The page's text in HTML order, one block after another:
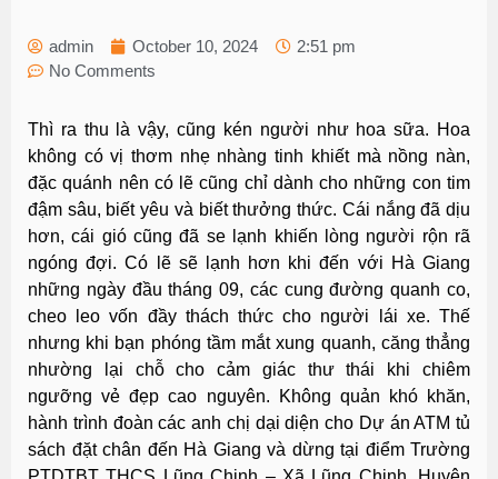
admin October 10, 2024
2:51 pm
No Comments
Thì ra thu là vậy, cũng kén người như hoa sữa. Hoa
không có vị thơm nhẹ nhàng tinh khiết mà nồng nàn,
đặc quánh nên có lẽ cũng chỉ dành cho những con tim
đậm sâu, biết yêu và biết thưởng thức. Cái nắng đã dịu
hơn, cái gió cũng đã se lạnh khiến lòng người rộn rã
ngóng đợi. Có lẽ sẽ lạnh hơn khi đến với Hà Giang
những ngày đầu tháng 09, các cung đường quanh co,
cheo leo vốn đầy thách thức cho người lái xe. Thế
nhưng khi bạn phóng tầm mắt xung quanh, căng thẳng
nhường lại chỗ cho cảm giác thư thái khi chiêm
ngưỡng vẻ đẹp cao nguyên. Không quản khó khăn,
hành trình đoàn các anh chị dại diện cho Dự án ATM tủ
sách đặt chân đến Hà Giang và dừng tại điểm Trường